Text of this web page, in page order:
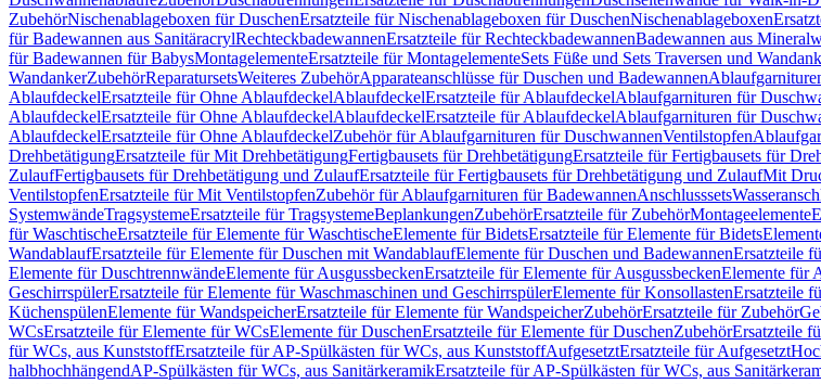
ZubehörNischenablageboxen für DuschenErsatzteile für Nischenablageboxen für DuschenNischenablageboxen
für Badewannen aus SanitäracrylRechteckbadewannenErsatzteile für RechteckbadewannenBadewannen aus
für Badewannen für BabysMontagelementeErsatzteile für MontagelementeSets Füße und Sets Traversen und
WandankerZubehörReparatursetsWeiteres ZubehörApparateanschlüsse für Duschen und Badewannen
AblaufdeckelErsatzteile für Ohne AblaufdeckelAblaufdeckelErsatzteile für AblaufdeckelAblaufgarnituren für
AblaufdeckelErsatzteile für Ohne AblaufdeckelAblaufdeckelErsatzteile für AblaufdeckelAblaufgarnituren für
AblaufdeckelErsatzteile für Ohne AblaufdeckelZubehör für Ablaufgarnituren für DuschwannenVentilstopfen
DrehbetätigungErsatzteile für Mit DrehbetätigungFertigbausets für DrehbetätigungErsatzteile für Fertigbausets für
ZulaufFertigbausets für Drehbetätigung und ZulaufErsatzteile für Fertigbausets für Drehbetätigung und ZulaufMit
VentilstopfenErsatzteile für Mit VentilstopfenZubehör für Ablaufgarnituren für BadewannenAnschlusssets
SystemwändeTragsystemeErsatzteile für TragsystemeBeplankungenZubehörErsatzteile für ZubehörMontageelemente
für WaschtischeErsatzteile für Elemente für WaschtischeElemente für BidetsErsatzteile für Elemente für Bidets
WandablaufErsatzteile für Elemente für Duschen mit WandablaufElemente für Duschen und BadewannenErsatzteile
Elemente für DuschtrennwändeElemente für AusgussbeckenErsatzteile für Elemente für AusgussbeckenElemente für
GeschirrspülerErsatzteile für Elemente für Waschmaschinen und GeschirrspülerElemente für KonsollastenErsatzteile
KüchenspülenElemente für WandspeicherErsatzteile für Elemente für WandspeicherZubehörErsatzteile für Zubehör
WCsErsatzteile für Elemente für WCsElemente für DuschenErsatzteile für Elemente für DuschenZubehörErsatzteile
für WCs, aus KunststoffErsatzteile für AP-Spülkästen für WCs, aus KunststoffAufgesetztErsatzteile für Aufgesetzt
halbhochhängendAP-Spülkästen für WCs, aus SanitärkeramikErsatzteile für AP-Spülkästen für WCs, aus